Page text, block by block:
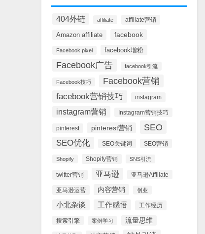
404外链 affiliate affiliate营销
Amazon affiliate facebook
Facebook pixel facebook增粉
Facebook广告 facebook引流
Facebook技巧 Facebook营销
facebook营销技巧 instagram
instagram营销 Instagram营销技巧
pinterest pinterest营销 SEO
SEO优化 SEO关键词 SEO营销
Shopify Shopify营销 SNS引流
twitter营销 亚马逊 亚马逊Affiliate
亚马逊运营 内容营销 创业
小北杂谈 工作感悟 工作经历
搜索引擎 案例学习 流量思维